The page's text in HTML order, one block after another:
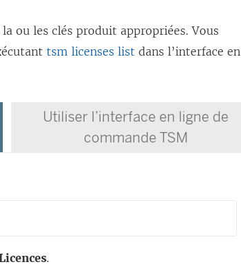
ou les clés produit appropriées. Vous
tsm licenses list dans l’interface en
Utiliser l’interface en ligne de
commande TSM
.